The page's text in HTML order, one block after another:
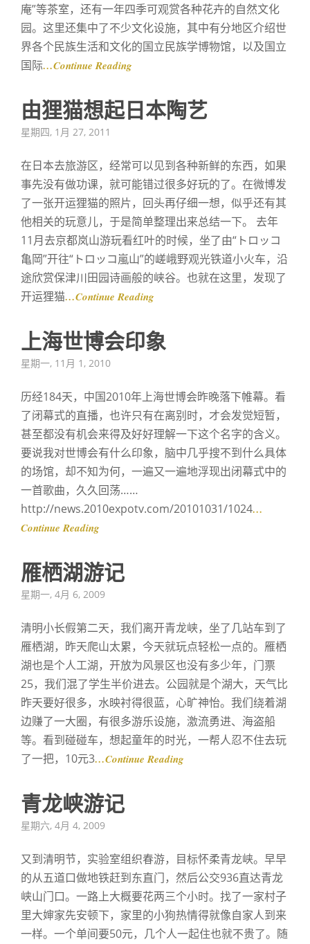
庵”等茶室，还有一年四季可观赏各种花卉的自然文化
园。这里还集中了不少文化设施，其中有分地区介绍世
界各个民族生活和文化的国立民族学博物馆，以及国立
国际…Continue Reading
由狸猫想起日本陶艺
Posted
星期四, 1月 27, 2011
在日本去旅游区，经常可以见到各种新鲜的东西，如果
事先没有做功课，就可能错过很多好玩的了。在微博发
了一张开运狸猫的照片，回头再仔细一想，似乎还有其
他相关的玩意儿，于是简单整理出来总结一下。 去年
11月去京都岚山游玩看红叶的时候，坐了由“トロッコ
亀岡”开往“トロッコ嵐山”的嵯峨野观光铁道小火车，沿
途欣赏保津川田园诗画般的峡谷。也就在这里，发现了
开运狸猫…Continue Reading
上海世博会印象
Posted
星期一, 11月 1, 2010
历经184天，中国2010年上海世博会昨晚落下帷幕。看
了闭幕式的直播，也许只有在离别时，才会发觉短暂，
甚至都没有机会来得及好好理解一下这个名字的含义。
要说我对世博会有什么印象，脑中几乎搜不到什么具体
的场馆，却不知为何，一遍又一遍地浮现出闭幕式中的
一首歌曲，久久回荡……
http://news.2010expotv.com/20101031/1024…
Continue Reading
雁栖湖游记
Posted
星期一, 4月 6, 2009
清明小长假第二天，我们离开青龙峡，坐了几站车到了
雁栖湖，昨天爬山太累，今天就玩点轻松一点的。雁栖
湖也是个人工湖，开放为风景区也没有多少年，门票
25，我们混了学生半价进去。公园就是个湖大，天气比
昨天要好很多，水映衬得很蓝，心旷神怡。我们绕着湖
边赚了一大圈，有很多游乐设施，激流勇进、海盗船
等。看到碰碰车，想起童年的时光，一帮人忍不住去玩
了一把，10元3…Continue Reading
青龙峡游记
Posted
星期六, 4月 4, 2009
又到清明节，实验室组织春游，目标怀柔青龙峡。早早
的从五道口做地铁赶到东直门，然后公交936直达青龙
峡山门口。一路上大概要花两三个小时。找了一家村子
里大婶家先安顿下，家里的小狗热情得就像自家人到来
一样。一个单间要50元，几个人一起住也就不贵了。随